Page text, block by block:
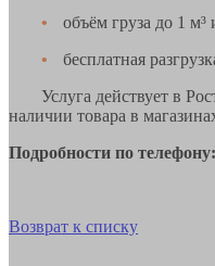
•
объём груза до 1 м³
•
бесплатная
Услуга действует в
наличии товара в
Подробности по
Возврат к списку